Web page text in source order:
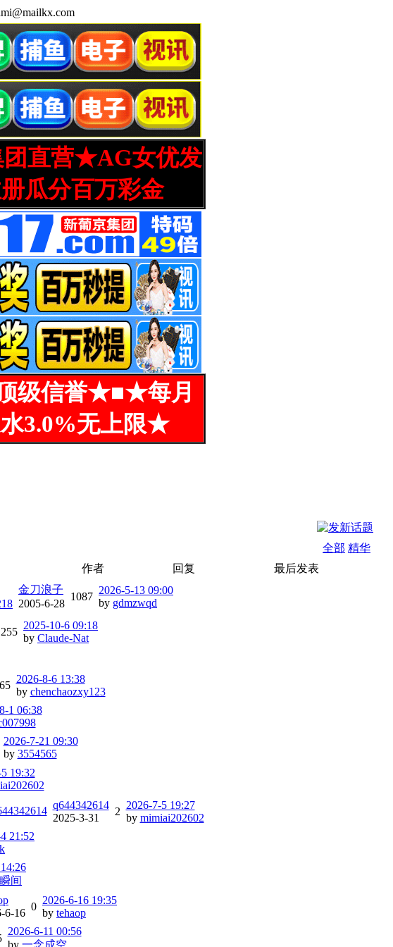
团直营★AG女优发
瓜分百万彩金
级信誉★■★每月
3.0%无上限★
全部 精华
作者 回复 最后发表
金刀浪子
2005-6-28
1087
2026-5-13 09:00
by gdmzwqd
255
2025-10-6 09:18
by Claude-Nat
2026-8-6 13:38
by chenchaozxy123
1 06:38
2026-7-21 09:30
by 3554565
19:32
q644342614
2025-3-31
2
2026-7-5 19:27
by mimiai202602
21:52
间
6-16
0
2026-6-16 19:35
by tehaop
2026-6-11 00:56
by 一念成空